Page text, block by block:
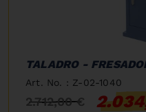
TALADRO -
Art. No. : Z-02-1040
2.712,00 €